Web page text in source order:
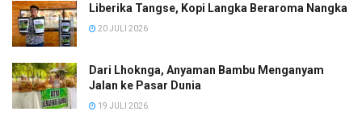
Liberika Tangse, Kopi Langka Beraroma Nangka
20 JULI 2026
Dari Lhoknga, Anyaman Bambu Menganyam
Jalan ke Pasar Dunia
19 JULI 2026